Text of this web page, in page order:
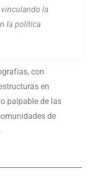
la
la política
con
en
palpable de las
de